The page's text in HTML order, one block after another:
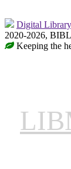
Digital
2020-2026,
Keeping the